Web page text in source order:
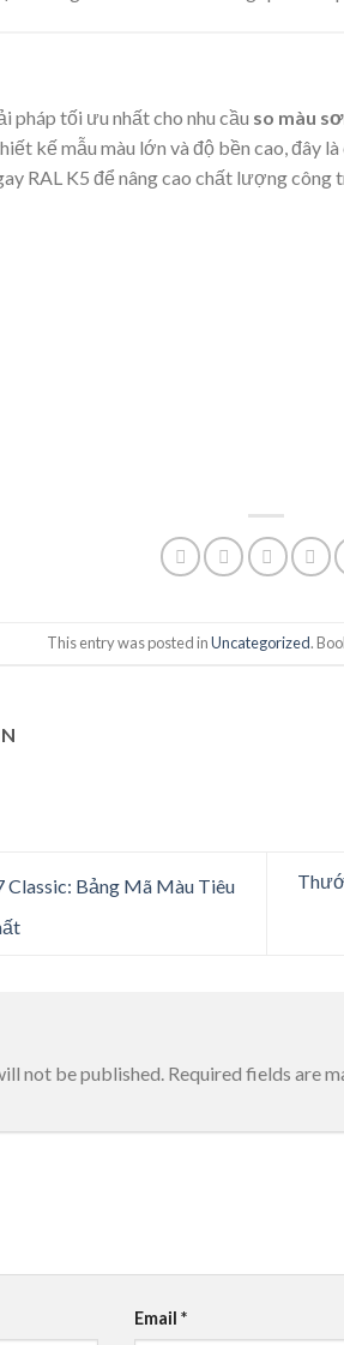
pháp tối ưu nhất cho nhu cầu so màu
kế mẫu màu lớn và độ bền cao, đây
RAL K5 để nâng cao chất lượng công
This entry was posted inUncategorized.
Classic: Bảng Mã Màu Tiêu
not be published. Required fields are
Email *